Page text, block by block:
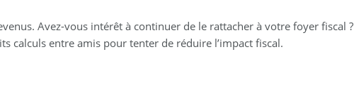
Avez-vous intérêt à continuer de le rattacher à votre foyer fiscal
calculs entre amis pour tenter de réduire l’impact fiscal.